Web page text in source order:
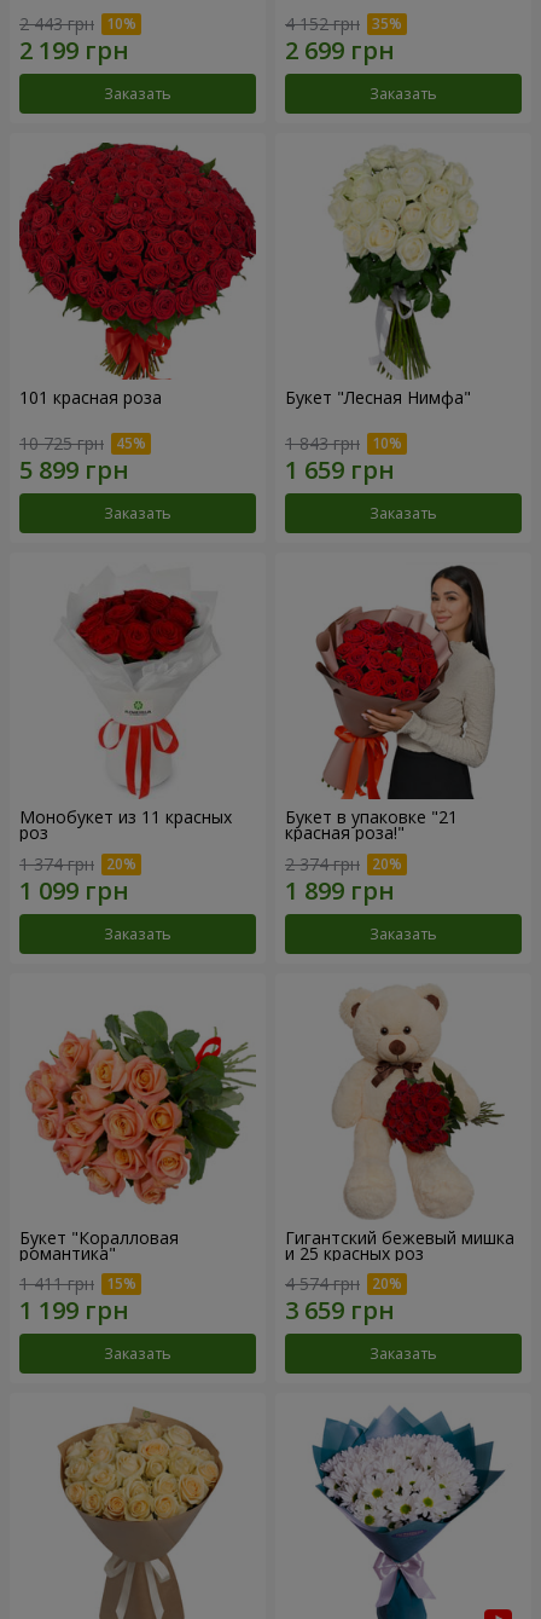
2 443 грн
Заказать
4 152 грн
Заказать
101 красная роза
10 725 грн
Заказать
Букет "Лесная Нимфа"
1 843 грн
Заказать
Монобукет из 11 красных
роз
1 374 грн
Заказать
Букет в упаковке "21
красная роза!"
2 374 грн
Заказать
Букет "Коралловая
романтика"
1 411 грн
Заказать
Гигантский бежевый мишка
и 25 красных роз
4 574 грн
Заказать